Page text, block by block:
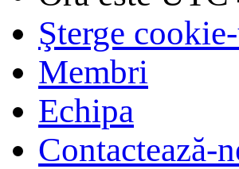
Şterge
Membri
Echipa
Contactează-